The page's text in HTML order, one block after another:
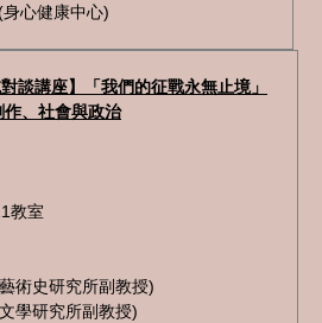
心健康中心)
談講座】「我們的征戰永無止境」
、社會與政治
教室
術史研究所副教授)
學研究所副教授)